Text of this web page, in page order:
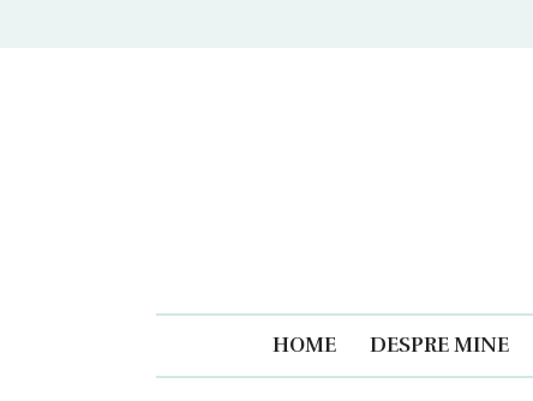
HOME DESPRE MINE